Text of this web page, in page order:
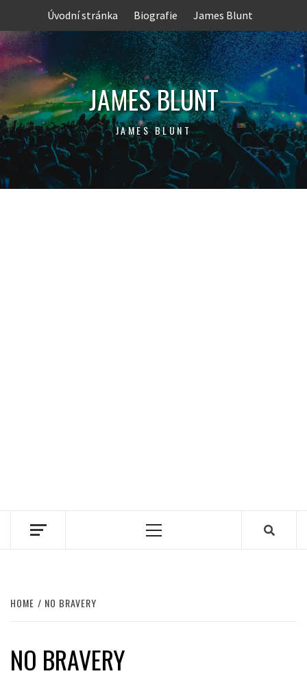
content
Úvodní stránka Biografie James Blunt
JAMES BLUNT
JAMES BLUNT
Primary
HOME NO BRAVERY
NO BRAVERY